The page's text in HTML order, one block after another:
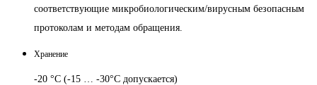
соответствующие микробиологическим/вирусным безопасным
протоколам и методам обращения.
Хранение
-20 °C (-15 … -30°C допускается)